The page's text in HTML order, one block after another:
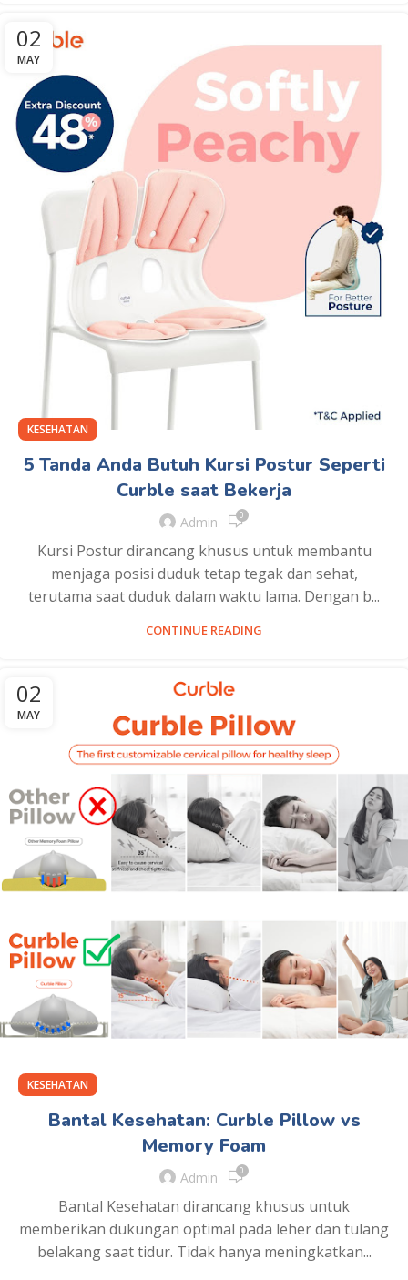
02
MAY
KESEHATAN
5 Tanda Anda Butuh Kursi Postur Seperti
Curble saat Bekerja
Admin 0
Kursi Postur dirancang khusus untuk membantu
menjaga posisi duduk tetap tegak dan sehat,
terutama saat duduk dalam waktu lama. Dengan b...
CONTINUE READING
02
MAY
KESEHATAN
Bantal Kesehatan: Curble Pillow vs
Memory Foam
Admin 0
Bantal Kesehatan dirancang khusus untuk
memberikan dukungan optimal pada leher dan tulang
belakang saat tidur. Tidak hanya meningkatkan...